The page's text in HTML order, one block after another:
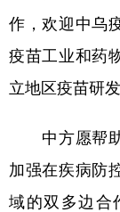
作，欢迎中乌
疫苗工业和药
立地区疫苗研
中方愿帮助
加强在疾病防
域的双多边合